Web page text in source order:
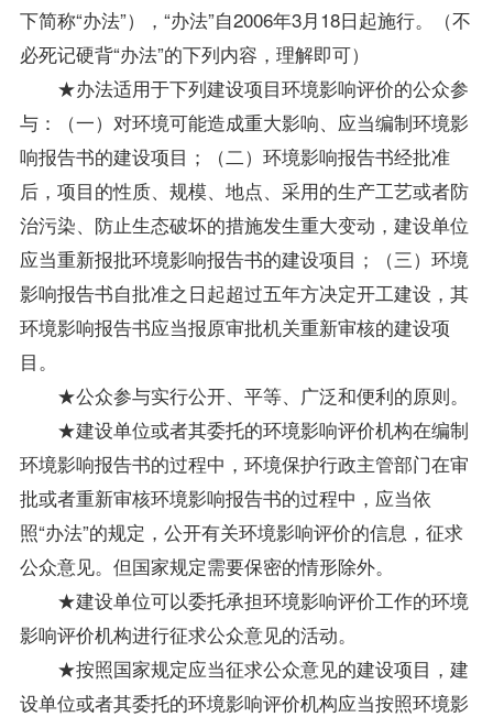
下简称“办法”），“办法”自2006年3月18日起施行。（不
必死记硬背“办法”的下列内容，理解即可）
★办法适用于下列建设项目环境影响评价的公众参
与：（一）对环境可能造成重大影响、应当编制环境影
响报告书的建设项目；（二）环境影响报告书经批准
后，项目的性质、规模、地点、采用的生产工艺或者防
治污染、防止生态破坏的措施发生重大变动，建设单位
应当重新报批环境影响报告书的建设项目；（三）环境
影响报告书自批准之日起超过五年方决定开工建设，其
环境影响报告书应当报原审批机关重新审核的建设项
目。
★公众参与实行公开、平等、广泛和便利的原则。
★建设单位或者其委托的环境影响评价机构在编制
环境影响报告书的过程中，环境保护行政主管部门在审
批或者重新审核环境影响报告书的过程中，应当依
照“办法”的规定，公开有关环境影响评价的信息，征求
公众意见。但国家规定需要保密的情形除外。
★建设单位可以委托承担环境影响评价工作的环境
影响评价机构进行征求公众意见的活动。
★按照国家规定应当征求公众意见的建设项目，建
设单位或者其委托的环境影响评价机构应当按照环境影